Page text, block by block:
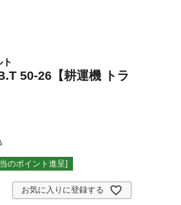
50-26【耕運機 トラ
のポイント進呈]
お気に入りに登録する